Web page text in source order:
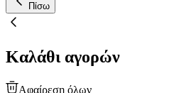
Πίσω
Καλάθι αγορών
Αφαίρεση όλων